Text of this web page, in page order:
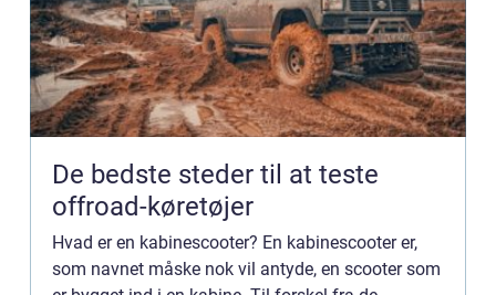
De bedste steder til at teste
offroad-køretøjer
Hvad er en kabinescooter? En kabinescooter er,
som navnet måske nok vil antyde, en scooter som